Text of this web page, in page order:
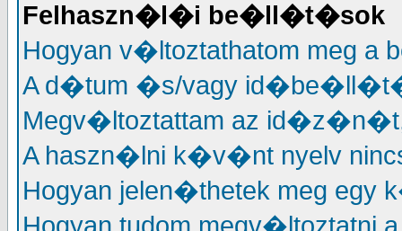
Felhaszn�l�i be�ll�t�sok
Hogyan v�ltoztathatom meg
A d�tum �s/vagy
Megv�ltoztattam az
A haszn�lni k�v�nt nyelv
Hogyan jelen�thetek meg egy